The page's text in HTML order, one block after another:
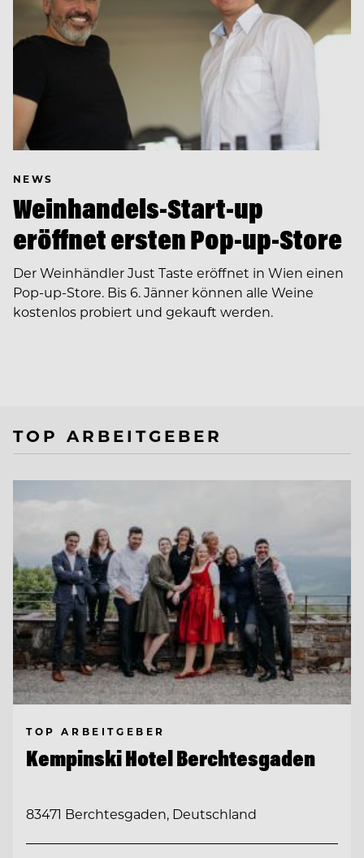
NEWS
Weinhandels-Start-up
eröffnet ersten Pop-up-Store
Der Weinhändler Just Taste eröffnet in Wien einen
Pop-up-Store. Bis 6. Jänner können alle Weine
kostenlos probiert und gekauft werden.
TOP ARBEITGEBER
TOP ARBEITGEBER
Kempinski Hotel Berchtesgaden
83471 Berchtesgaden, Deutschland